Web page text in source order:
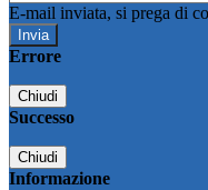
E-mail inviata, si prega di
Errore
Chiudi
Successo
Chiudi
Informazione